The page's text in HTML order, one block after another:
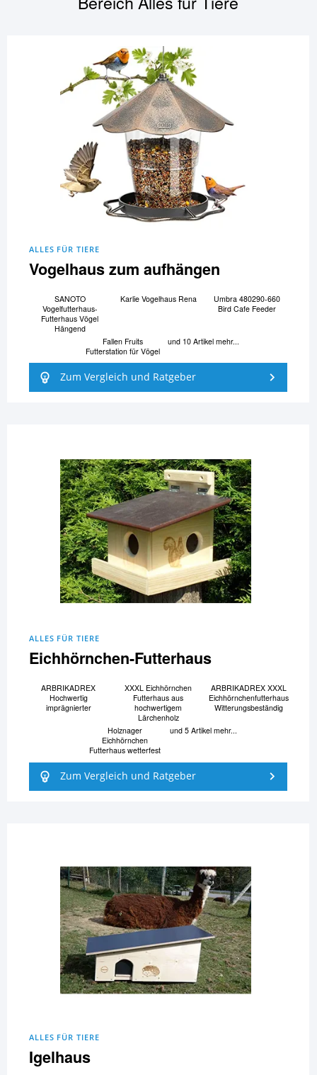
ALLES FÜR TIERE
Vogelhaus zum aufhängen
SANOTO
Vogelfutterhaus-
Futterhaus Vögel
Hängend
Karlie Vogelhaus Rena
Umbra 480290-660
Bird Cafe Feeder
Fallen Fruits
Futterstation für Vögel
und 10 Artikel mehr...
Zum Vergleich und Ratgeber
ALLES FÜR TIERE
Eichhörnchen-Futterhaus
ARBRIKADREX
Hochwertig
imprägnierter
XXXL Eichhörnchen
Futterhaus aus
hochwertigem
Lärchenholz
ARBRIKADREX XXXL
Eichhörnchenfutterhaus
Witterungsbeständig
Holznager
Eichhörnchen
Futterhaus wetterfest
und 5 Artikel mehr...
Zum Vergleich und Ratgeber
ALLES FÜR TIERE
Igelhaus